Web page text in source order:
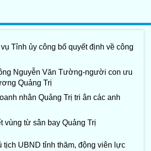
Tỉnh ủy công bố quyết định về công
Nguyễn Văn Tường-người con ưu
Quảng Trị
nhân Quảng Trị tri ân các anh
vùng từ sân bay Quảng Trị
tịch UBND tỉnh thăm, động viên lực